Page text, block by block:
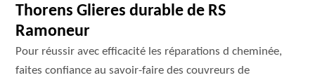
Thorens Glieres durable de RS
Ramoneur
Pour réussir avec efficacité les réparations d cheminée,
faites confiance au savoir-faire des couvreurs de